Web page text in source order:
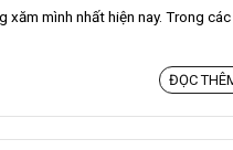
mình nhất hiện nay. Trong các
ĐỌC